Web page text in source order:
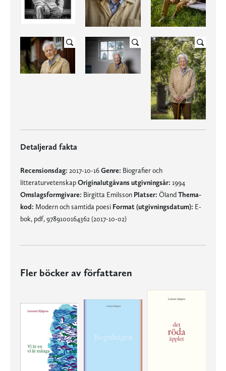
Detaljerad fakta
Recensionsdag: 2017-10-16Genre: Biografier och
litteraturvetenskapOriginalutgåvans utgivningsår: 1994
Omslagsformgivare: Birgitta Emilsson Platser: ÖlandThema-
kod: Modern och samtida poesi Format (utgivningsdatum): E-
bok, pdf, 9789100164362 (2017-10-02)
Fler böcker av författaren